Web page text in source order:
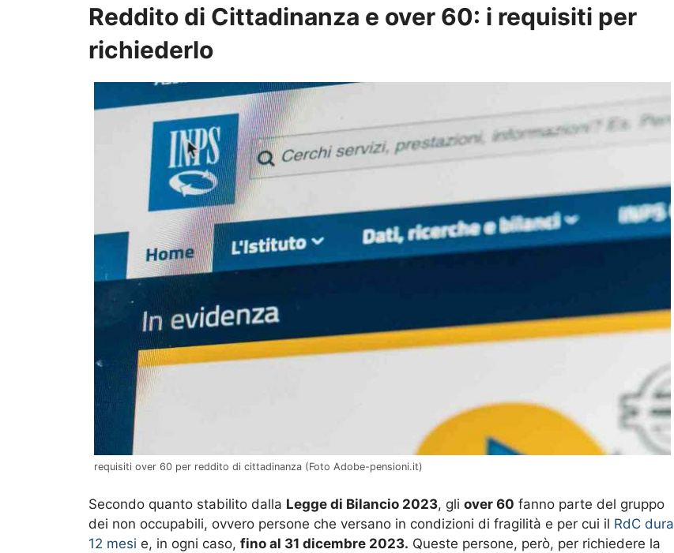
Reddito di Cittadinanza e over 60: i requisiti per
richiederlo
requisiti over 60 per reddito di cittadinanza (Foto Adobe-pensioni.it)
Secondo quanto stabilito dalla Legge di Bilancio 2023, gli over 60 fanno parte del gruppo
dei non occupabili, ovvero persone che versano in condizioni di fragilità e per cui il RdC dura
12 mesi e, in ogni caso, fino al 31 dicembre 2023. Queste persone, però, per richiedere la